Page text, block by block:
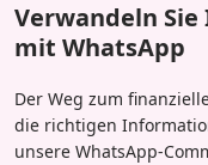
Verwandeln
mit WhatsApp
Der Weg zum
die richtigen
unsere WhatsApp-